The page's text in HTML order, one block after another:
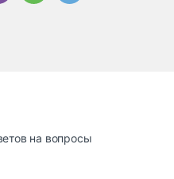
на вопросы